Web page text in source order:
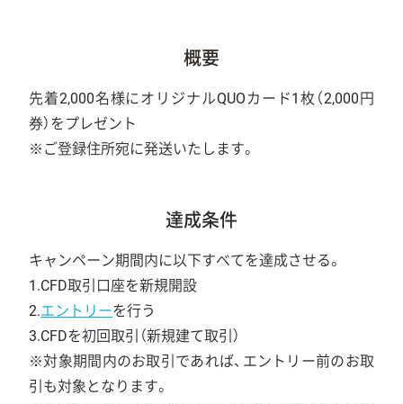
概要
先着2,000名様にオリジナルQUOカード1枚（2,000円
券）をプレゼント
※ご登録住所宛に発送いたします。
達成条件
キャンペーン期間内に以下すべてを達成させる。
1.CFD取引口座を新規開設
2.エントリーを行う
3.CFDを初回取引（新規建て取引）
※対象期間内のお取引であれば、エントリー前のお取
引も対象となります。